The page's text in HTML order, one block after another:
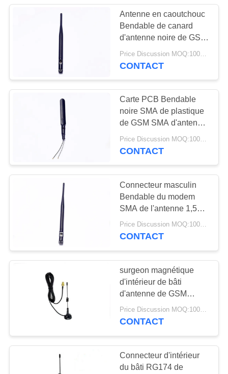
NOUVELLES
VR
PRIVACY
Antenne de station
de base de fibre de
verre
82
Antenne d'hélium
antenne de
récepteur de wifi
17
Antenne en caoutchouc
Bendable de canard
d'antenne noire de GSM
GPRS avec le
connecteur masculin de
CONTACT
Carte PCB Bendable
noire SMA de plastique
de GSM SMA d'antenne
avec le câble RG113
Price Discussion MOQ:100PCS
CONTACT
Connecteur masculin
Bendable du modem
SMA de l'antenne 1,5
VSWR GSM de fil de
GPRS/3G GSM
Price Discussion MOQ:100PCS
CONTACT
surgeon magnétique
d'intérieur de bâti
d'antenne de GSM
GPRS du noir 2G
impédance de 50 OHMS
Price Discussion MOQ:100PCS
CONTACT
Connecteur d'intérieur
du bâti RG174 de